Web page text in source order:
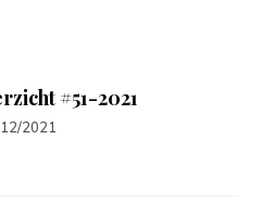
#51-2021
2021